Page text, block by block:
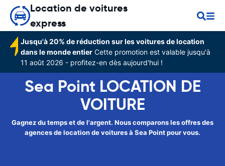
Location de voitures
express
Jusqu'à 20% de réduction sur les voitures de location
dans le monde entier Cette promotion est valable jusqu'à
11 août 2026 - profitez-en dès aujourd'hui !
Sea Point LOCATION DE
VOITURE
Gagnez du temps et de l'argent. Nous comparons les offres des
agences de location de voitures à Sea Point pour vous.